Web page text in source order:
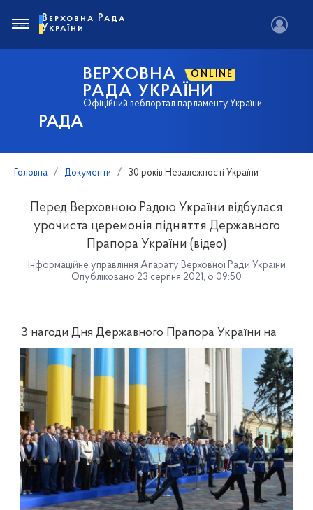
РАДА
ВЕРХОВНА ONLINE
РАДА УКРАЇНИ
Офіційний вебпортал парламенту України
Верховна Рада
України
Головна Документи 30 років Незалежності України
Перед Верховною Радою України відбулася
урочиста церемонія підняття Державного
Прапора України (відео)
Інформаційне управління Апарату Верховної Ради України
Опубліковано 23 серпня 2021, о 09:50
З нагоди Дня Державного Прапора України на